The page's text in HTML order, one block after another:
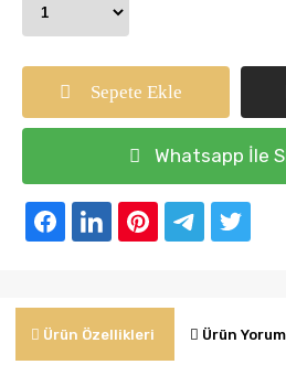
Sepete Ekle
Whatsapp İle
Ürün Özellikleri Ürün